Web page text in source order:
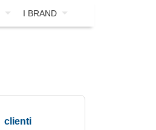
I BRAND
clienti